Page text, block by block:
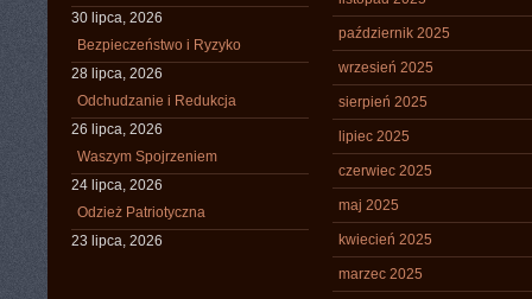
30 lipca, 2026
Bezpieczeństwo i Ryzyko
28 lipca, 2026
Odchudzanie i Redukcja
26 lipca, 2026
Waszym Spojrzeniem
24 lipca, 2026
Odzież Patriotyczna
23 lipca, 2026
październik 2025
wrzesień 2025
sierpień 2025
lipiec 2025
czerwiec 2025
maj 2025
kwiecień 2025
marzec 2025